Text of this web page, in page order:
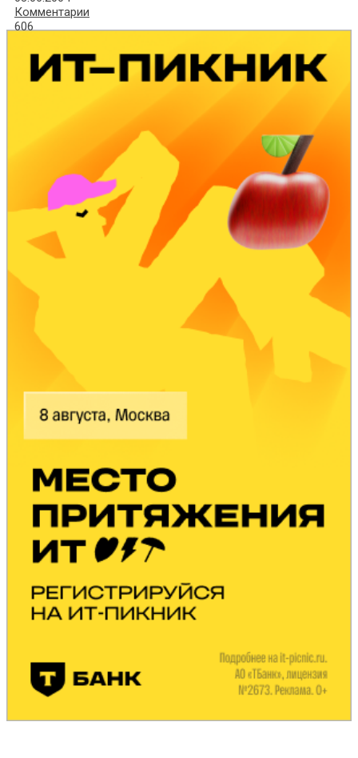
Комментарии
606